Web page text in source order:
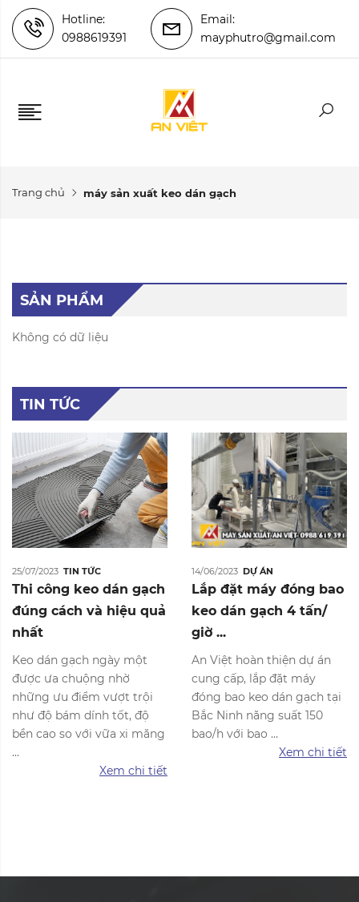
Hotline:
0988619391
Email:
mayphutro@gmail.com
Trang chủ máy sản xuất keo dán gạch
SẢN PHẨM
Không có dữ liệu
TIN TỨC
25/07/2023 TIN TỨC
Thi công keo dán gạch
đúng cách và hiệu quả
nhất
Keo dán gạch ngày một
được ưa chuộng nhờ
những ưu điểm vượt trội
như độ bám dính tốt, độ
bền cao so với vữa xi măng
...
Xem chi tiết
14/06/2023 DỰ ÁN
Lắp đặt máy đóng bao
keo dán gạch 4 tấn/
giờ ...
An Việt hoàn thiện dự án
cung cấp, lắp đặt máy
đóng bao keo dán gạch tại
Bắc Ninh năng suất 150
bao/h với bao ...
Xem chi tiết